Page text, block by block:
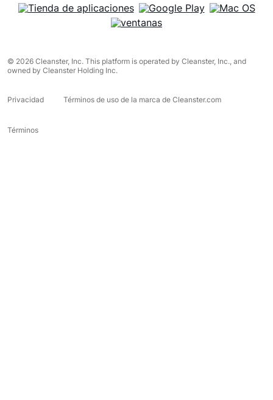
© 2026 Cleanster, Inc. This platform is operated by Cleanster, Inc., and
owned by Cleanster Holding Inc.
Privacidad Términos de uso de la marca de Cleanster.com
Términos